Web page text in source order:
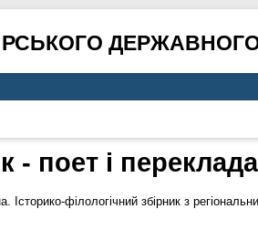
ДЕРЖАВНОГО
поет і
Історико-філологічний збірник з